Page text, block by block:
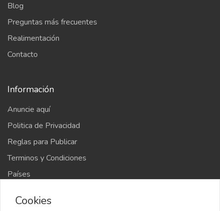
Blog
Preguntas más frecuentes
Realimentación
Contacto
Información
Anuncie aquí
Politica de Privacidad
Reglas para Publicar
Terminos y Condiciones
Países
Cookies